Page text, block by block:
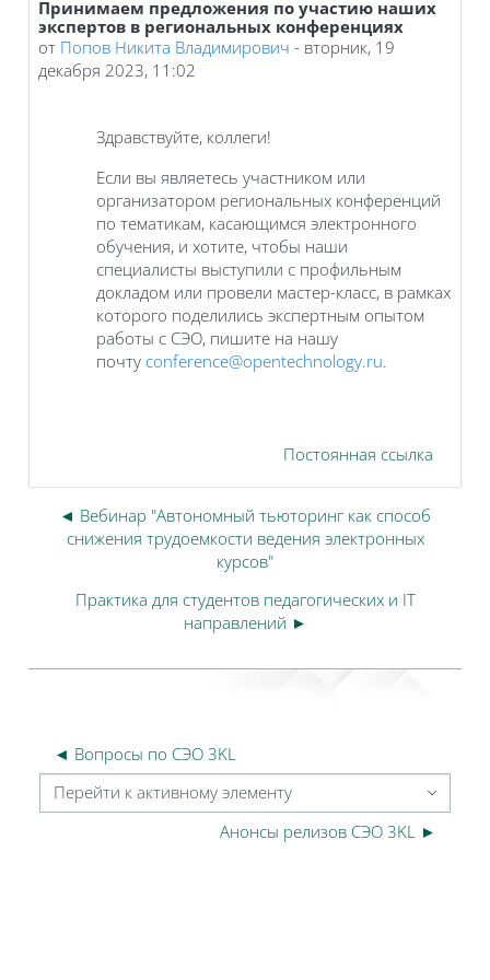
Принимаем предложения по участию наших
экспертов в региональных конференциях
от Попов Никита Владимирович - вторник, 19
декабря 2023, 11:02
Количество ответов: 0
Здравствуйте, коллеги!
Если вы являетесь участником или
организатором региональных конференций
по тематикам, касающимся электронного
обучения, и хотите, чтобы наши
специалисты выступили с профильным
докладом или провели мастер-класс, в рамках
которого поделились экспертным опытом
работы с СЭО, пишите на нашу
почту conference@opentechnology.ru.
Постоянная ссылка
◄ Вебинар "Автономный тьюторинг как способ
снижения трудоемкости ведения электронных
курсов"
Практика для студентов педагогических и IT
направлений ►
◄ Вопросы по СЭО 3KL
Перейти к активному элементу
Анонсы релизов СЭО 3KL ►